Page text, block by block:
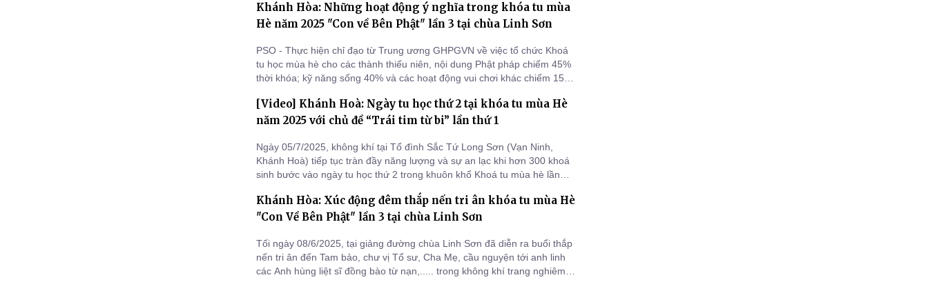
nguyện viên tham gia.
Khánh Hòa: Những hoạt động ý nghĩa trong khóa tu mùa
Hè năm 2025 "Con về Bên Phật" lần 3 tại chùa Linh Sơn
PSO - Thực hiện chỉ đạo từ Trung ương GHPGVN về việc tổ chức Khoá
tu học mùa hè cho các thành thiếu niên, nội dung Phật pháp chiếm 45%
thời khóa; kỹ năng sống 40% và các hoạt động vui chơi khác chiếm 15%,
các hoạt động dành cho các bạn như sau:..
[Video] Khánh Hoà: Ngày tu học thứ 2 tại khóa tu mùa Hè
năm 2025 với chủ đề “Trái tim từ bi” lần thứ 1
Ngày 05/7/2025, không khí tại Tổ đình Sắc Tứ Long Sơn (Vạn Ninh,
Khánh Hoà) tiếp tục tràn đầy năng lượng và sự an lạc khi hơn 300 khoá
sinh bước vào ngày tu học thứ 2 trong khuôn khổ Khoá tu mùa hè lần
Khánh Hòa: Xúc động đêm thắp nến tri ân khóa tu mùa Hè
"Con Về Bên Phật" lần 3 tại chùa Linh Sơn
Tối ngày 08/6/2025, tại giảng đường chùa Linh Sơn đã diễn ra buổi thắp
nến tri ân đến Tam bảo, chư vị Tổ sư, Cha Mẹ, cầu nguyện tới anh linh
các Anh hùng liệt sĩ đồng bào từ nạn,..... trong không khí trang nghiêm